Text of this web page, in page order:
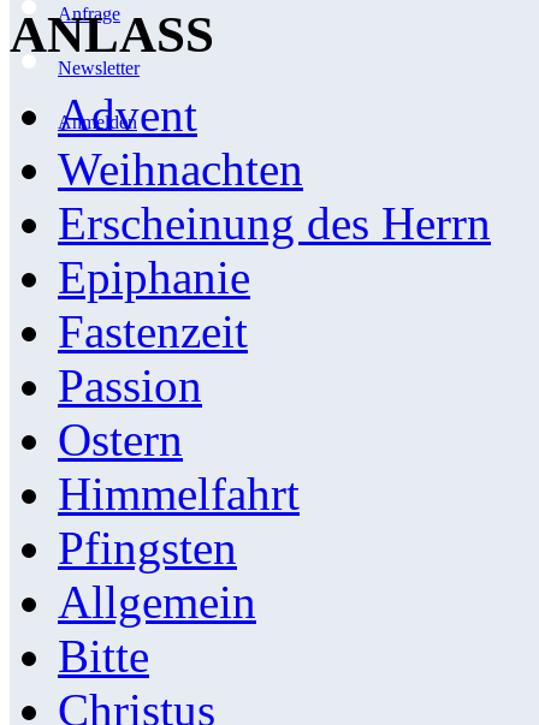
Anfrage
Newsletter
Anmelden
ANLASS
Advent
Weihnachten
Erscheinung des Herrn
Epiphanie
Fastenzeit
Passion
Ostern
Himmelfahrt
Pfingsten
Allgemein
Bitte
Christus